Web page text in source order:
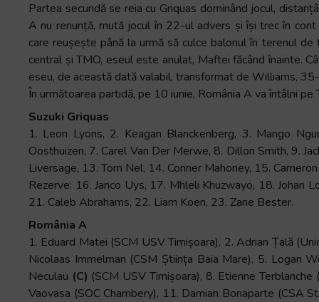
pentru
navigați
interacționați
conținutul.
Partea secundă se reia cu Griquas dominând jocul,
A nu renunță, mută jocul în 22-ul advers și își trec în
care reușește până la urmă să culce balonul în terenul
central și TMO, eseul este anulat, Maftei făcând înainte.
eseu, de această dată valabil, transformat de Williams,
În următoarea partidă, pe 10 iunie, România A va întâlni
Suzuki Griquas
1. Leon Lyons, 2. Keagan Blanckenberg, 3. Mango
Oosthuizen, 7. Carel Van Der Merwe, 8. Dillon Smith, 9.
Liversage, 13. Tom Nel, 14. Conner Mahoney, 15.
Rezerve: 16. Janco Uys, 17. Mhleli Khuzwayo, 18. Johan
21. Caleb Abrahams, 22. Liam Koen, 23. Zane Bester.
România A
1. Eduard Matei (SCM USV Timișoara), 2. Adrian Țală
Nicolaas Immelman (CSM Știința Baia Mare), 5. Logan
Neculau (C) (SCM USV Timișoara), 8. Etienne
Vaovasa (SOC Chambery), 11. Damian Bonaparte (CSA